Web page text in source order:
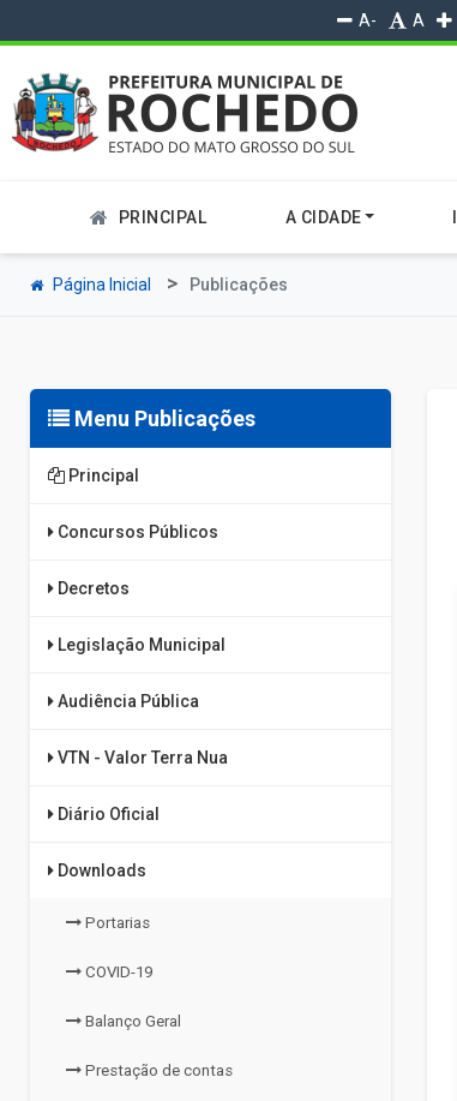
A- A
PRINCIPAL A CIDADE
Página Inicial Publicações
Menu Publicações
Principal
Concursos Públicos
Decretos
Legislação Municipal
Audiência Pública
VTN - Valor Terra Nua
Diário Oficial
Downloads
Portarias
COVID-19
Balanço Geral
Prestação de contas